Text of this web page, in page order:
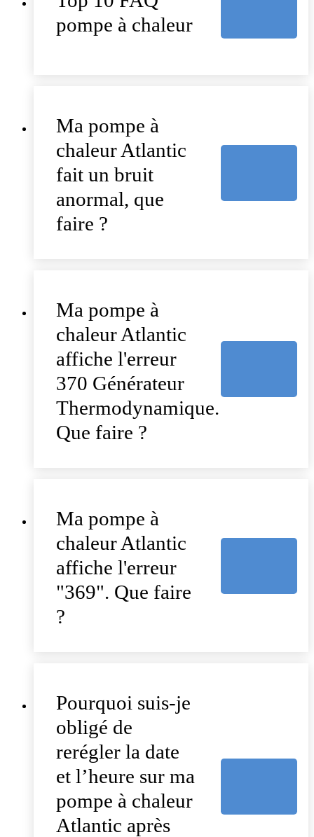
pompe à chaleur
Ma pompe à
chaleur Atlantic
fait un bruit
anormal, que
faire ?
Ma pompe à
chaleur Atlantic
affiche l'erreur
370 Générateur
Thermodynamique.
Que faire ?
Ma pompe à
chaleur Atlantic
affiche l'erreur
"369". Que faire
?
Pourquoi suis-je
obligé de
rerégler la date
et l’heure sur ma
pompe à chaleur
Atlantic après